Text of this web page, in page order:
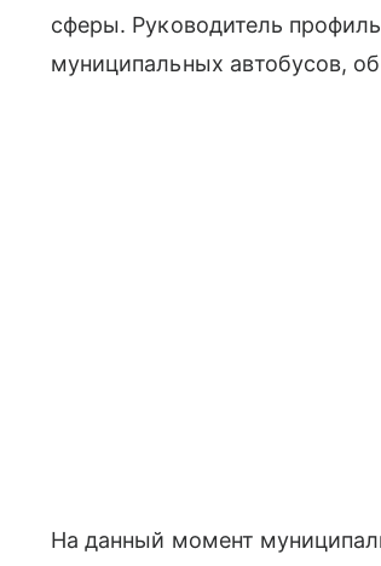
сферы. Руководитель
муниципальных автобусов,
На данный момент